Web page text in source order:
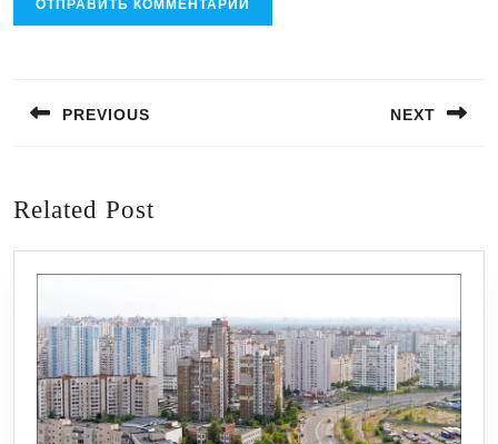
записям
PREVIOUS NEXT
Related Post